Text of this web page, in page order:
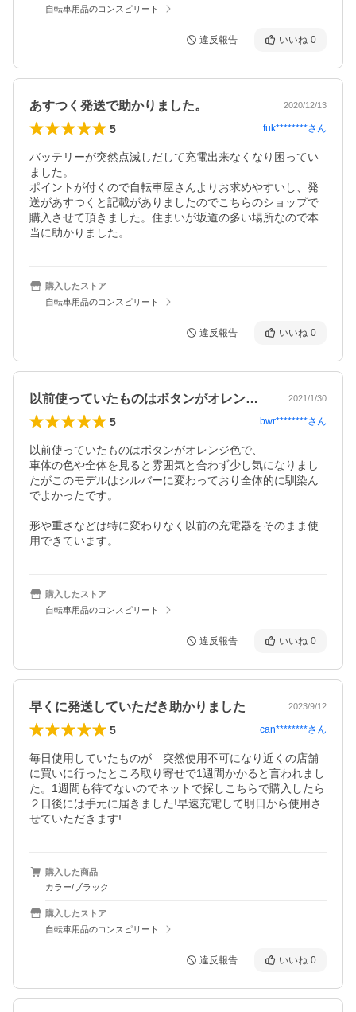
自転車用品のコンスピリート
違反報告 いいね 0
あすつく発送で助かりました。 2020/12/13
5 fuk********さん
バッテリーが突然点滅しだして充電出来なくなり困ってい
ました。
ポイントが付くので自転車屋さんよりお求めやすいし、発
送があすつくと記載がありましたのでこちらのショップで
購入させて頂きました。住まいが坂道の多い場所なので本
当に助かりました。
購入したストア
自転車用品のコンスピリート
違反報告 いいね 0
以前使っていたものはボタンがオレンジ色… 2021/1/30
5 bwr********さん
以前使っていたものはボタンがオレンジ色で、
車体の色や全体を見ると雰囲気と合わず少し気になりまし
たがこのモデルはシルバーに変わっており全体的に馴染ん
でよかったです。
形や重さなどは特に変わりなく以前の充電器をそのまま使
用できています。
購入したストア
自転車用品のコンスピリート
違反報告 いいね 0
早くに発送していただき助かりました 2023/9/12
5 can********さん
毎日使用していたものが　突然使用不可になり近くの店舗
に買いに行ったところ取り寄せで1週間かかると言われまし
た。1週間も待てないのでネットで探しこちらで購入したら
２日後には手元に届きました!早速充電して明日から使用さ
せていただきます!
購入した商品
カラー/ブラック
購入したストア
自転車用品のコンスピリート
違反報告 いいね 0